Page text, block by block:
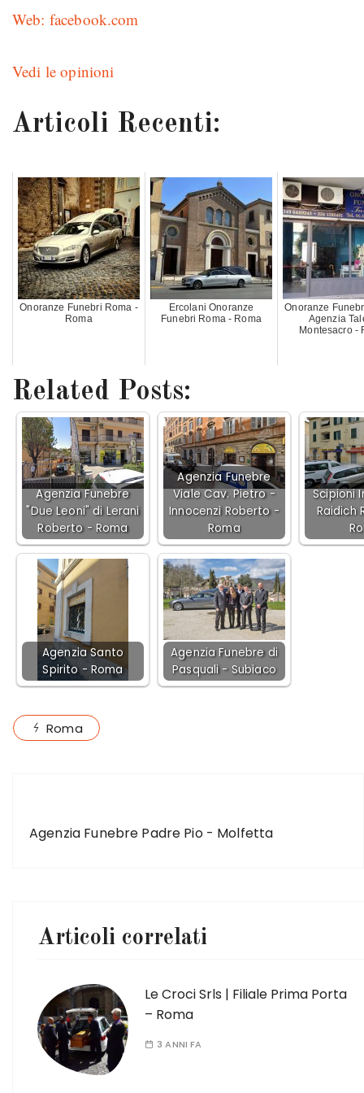
Web: facebook.com
Vedi le opinioni
Articoli Recenti:
Onoranze Funebri Roma -
Roma
Ercolani Onoranze
Funebri Roma - Roma
Onoranze
Agenzia
Montesacro -
Related Posts:
Agenzia Funebre
"Due Leoni" di Lerani
Roberto - Roma
Agenzia Funebre
Viale Cav. Pietro -
Innocenzi Roberto -
Roma
Scipioni
Raidich
Agenzia Santo
Spirito - Roma
Agenzia Funebre di
Pasquali - Subiaco
Roma
Agenzia Funebre Padre Pio - Molfetta
Articoli correlati
Le Croci Srls | Filiale Prima Porta
– Roma
3 ANNI FA